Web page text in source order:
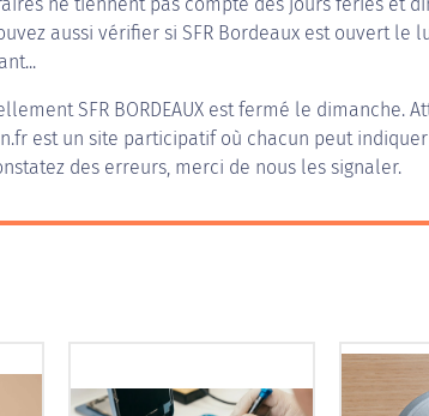
aussi vérifier si SFR Bordeaux est ouvert le
SFR BORDEAUX est fermé le dimanche.
est un site participatif où chacun peut
des erreurs, merci de nous les signaler.